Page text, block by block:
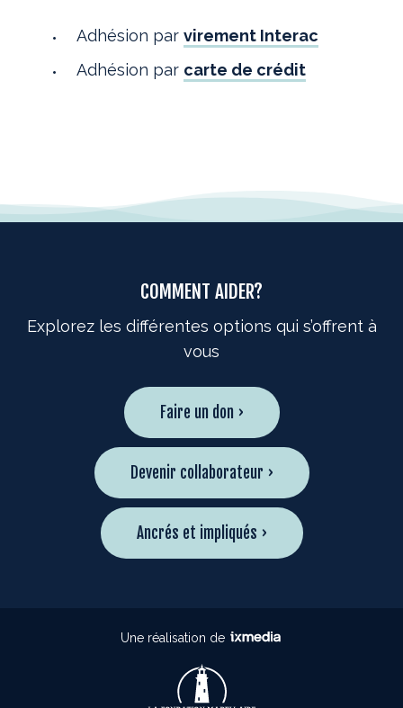
Adhésion parvirement Interac
Adhésion par carte de crédit
COMMENT AIDER?
Explorez les différentes options qui s’offrent à
vous
Faire un don ›
Devenir collaborateur ›
Ancrés et impliqués ›
Une réalisation de